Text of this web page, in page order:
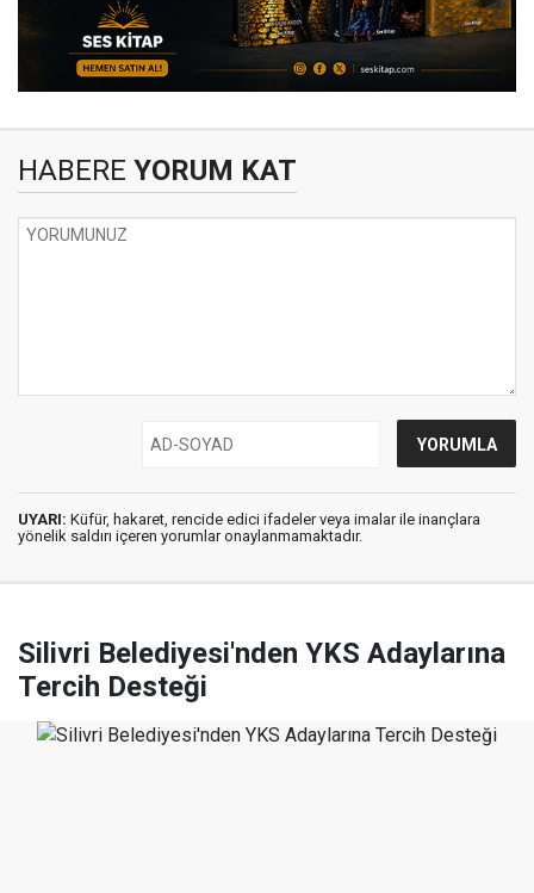
HABERE YORUM KAT
UYARI: Küfür, hakaret, rencide edici ifadeler veya imalar ile inançlara
yönelik saldırı içeren yorumlar onaylanmamaktadır.
Silivri Belediyesi'nden YKS Adaylarına
Tercih Desteği